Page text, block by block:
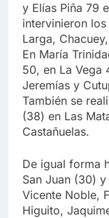
y Elías Piña 79
intervinieron
Larga,
En María
50, en La Vega
Jeremías y
También se
(38) en Las
Castañuelas.
De igual forma
San Juan (30)
Vicente Noble,
Higuito,